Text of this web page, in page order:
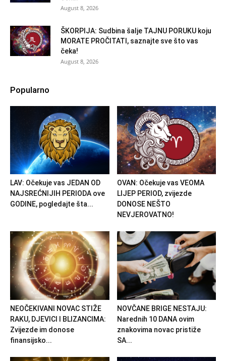
August 8, 2026
ŠKORPIJA: Sudbina šalje TAJNU PORUKU koju
MORATE PROČITATI, saznajte sve što vas
čeka!
August 8, 2026
Popularno
LAV: Očekuje vas JEDAN OD
NAJSREĆNIJIH PERIODA ove
GODINE, pogledajte šta...
OVAN: Očekuje vas VEOMA
LIJEP PERIOD, zvijezde
DONOSE NEŠTO
NEVJEROVATNO!
NEOČEKIVANI NOVAC STIŽE
RAKU, DJEVICI I BLIZANCIMA:
Zvijezde im donose
finansijsko...
NOVČANE BRIGE NESTAJU:
Narednih 10 DANA ovim
znakovima novac pristiže
SA...